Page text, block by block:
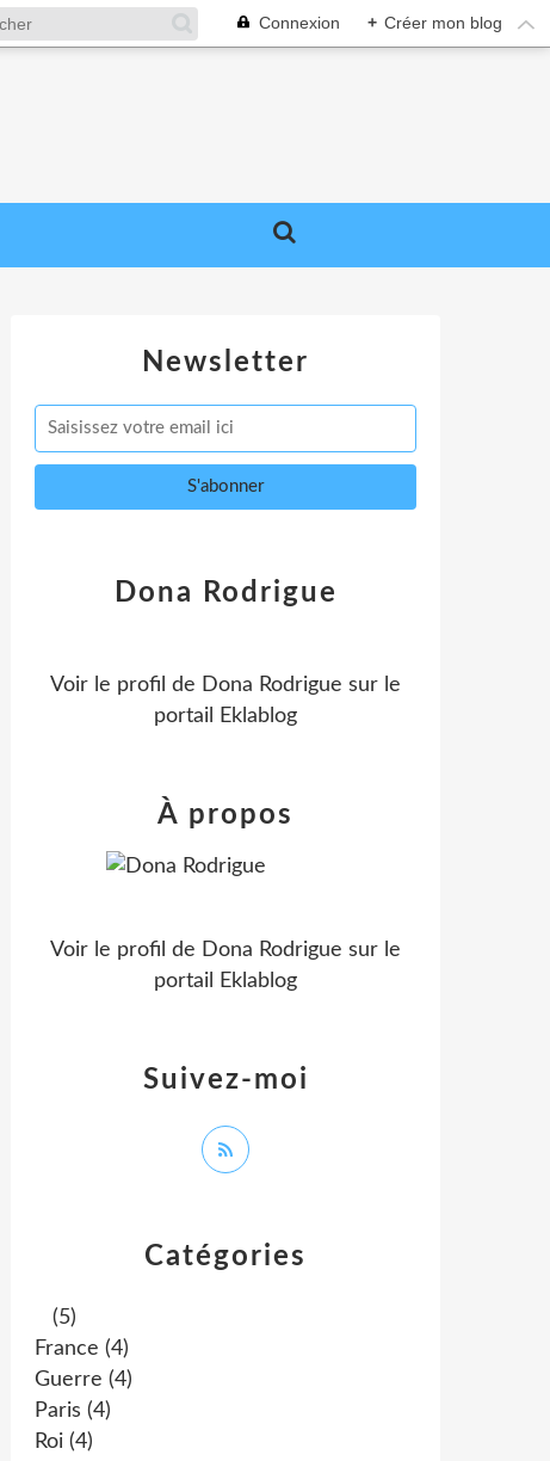
Connexion + Créer mon blog
Newsletter
Catégories
(5)
France (4)
Guerre (4)
Paris (4)
Roi (4)
Dona Rodrigue
Voir le profil de Dona Rodrigue sur le
portail Eklablog
Suivez-moi
À propos
Voir le profil de Dona Rodrigue sur le
portail Eklablog